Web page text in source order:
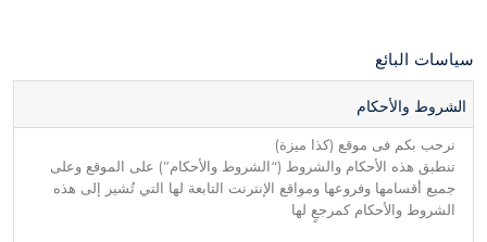
سياسات البائع
الشروط والأحكام
نرحب بكم فى موقع (كذا ميزة)
تنطبق هذه الأحكام والشروط (“الشروط والأحكام”) على الموقع وعلى
جميع أقسامها وفروعها ومواقع الإنترنت التابعة لها التي تُشير إلى هذه
الشروط والأحكام كمرجعٍ لها